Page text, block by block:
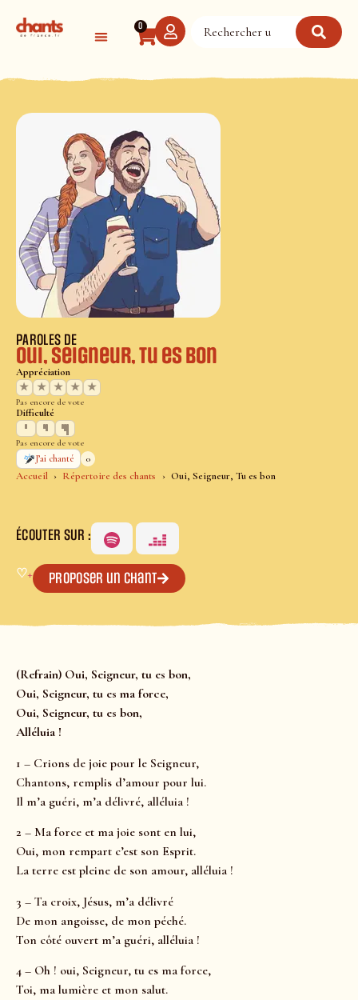
0
Accueil Répertoire des chants Oui, Seigneur, Tu es bon
PAROLES DE
Oui, Seigneur, Tu es bon
Appréciation
★
★ ★ ★ ★
Pas encore de vote
Difficulté
Pas encore de vote
J’ai chanté
0
ÉCOUTER SUR :
♡+ Proposer un chant
(Refrain) Oui, Seigneur, tu es bon,
Oui, Seigneur, tu es ma force,
Oui, Seigneur, tu es bon,
Alléluia !
1 – Crions de joie pour le Seigneur,
Chantons, remplis d’amour pour lui.
Il m’a guéri, m’a délivré, alléluia !
2 – Ma force et ma joie sont en lui,
Oui, mon rempart c’est son Esprit.
La terre est pleine de son amour, alléluia !
3 – Ta croix, Jésus, m’a délivré
De mon angoisse, de mon péché.
Ton côté ouvert m’a guéri, alléluia !
4 – Oh ! oui, Seigneur, tu es ma force,
Toi, ma lumière et mon salut.